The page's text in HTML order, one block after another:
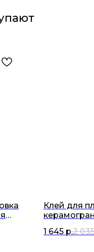
Клей для
1 645 р.2